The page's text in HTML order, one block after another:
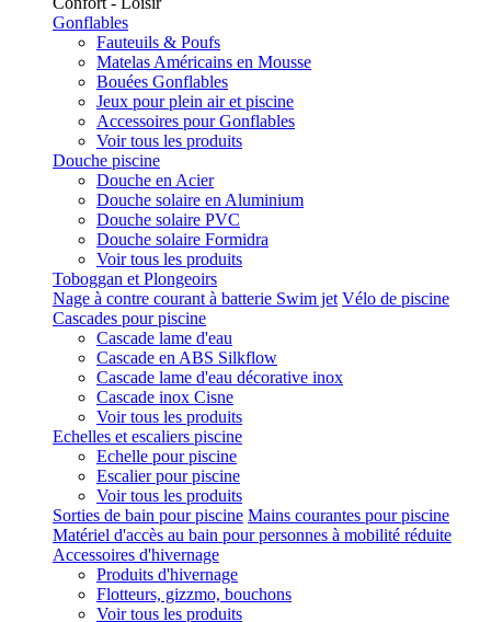
Gonflables
Fauteuils & Poufs
Matelas Américains en Mousse
Bouées Gonflables
Jeux pour plein air et piscine
Accessoires pour Gonflables
Voir tous les produits
Douche piscine
Douche en Acier
Douche solaire en Aluminium
Douche solaire PVC
Douche solaire Formidra
Voir tous les produits
Toboggan et Plongeoirs
Nage à contre courant à batterie Swim jet Vélo de piscine
Cascades pour piscine
Cascade lame d'eau
Cascade en ABS Silkflow
Cascade lame d'eau décorative inox
Cascade inox Cisne
Voir tous les produits
Echelles et escaliers piscine
Echelle pour piscine
Escalier pour piscine
Voir tous les produits
Sorties de bain pour piscine Mains courantes pour piscine
Matériel d'accès au bain pour personnes à mobilité réduite
Accessoires d'hivernage
Produits d'hivernage
Flotteurs, gizzmo, bouchons
Voir tous les produits